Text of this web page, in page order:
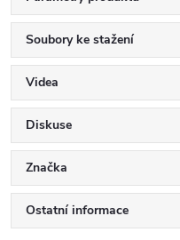
Soubory ke stažení
Videa
Diskuse
Značka
Ostatní informace